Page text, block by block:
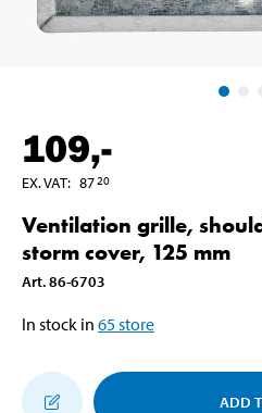
109,-
EX. VAT: 8720
Ventilation grille,
storm cover, 125 mm
Art.86-6703
In stock in 65store
ADD